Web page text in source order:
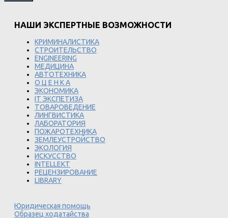
НАШИ ЭКСПЕРТНЫЕ ВОЗМОЖНОСТИ
КРИМИНАЛИСТИКА
СТРОИТЕЛЬСТВО
ENGINEERING
МЕДИЦИНА
АВТОТЕХНИКА
О Ц Е Н К А
ЭКОНОМИКА
IT ЭКСПЕТИЗА
ТОВАРОВЕДЕНИЕ
ЛИНГВИСТИКА
ЛАБОРАТОРИЯ
ПОЖАРОТЕХНИКА
ЗЕМЛЕУСТРОЙСТВО
ЭКОЛОГИЯ
ИСКУССТВО
INTELLEKT
РЕЦЕНЗИРОВАНИЕ
LIBRARY
Юридическая помощь
Образец ходатайства